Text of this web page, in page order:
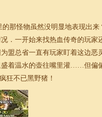
那怪物虽然没明显地表现出
．一开始来找热血传奇的玩家
盟总省一直有玩家盯着这边恶
着温水的壶往嘴里灌……但偏
狂不已黑野猪！